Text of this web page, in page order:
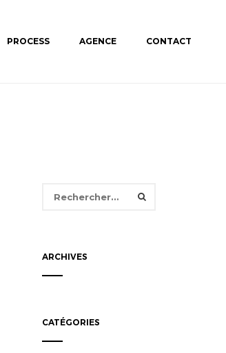
PROCESS AGENCE CONTACT
ARCHIVES
CATÉGORIES